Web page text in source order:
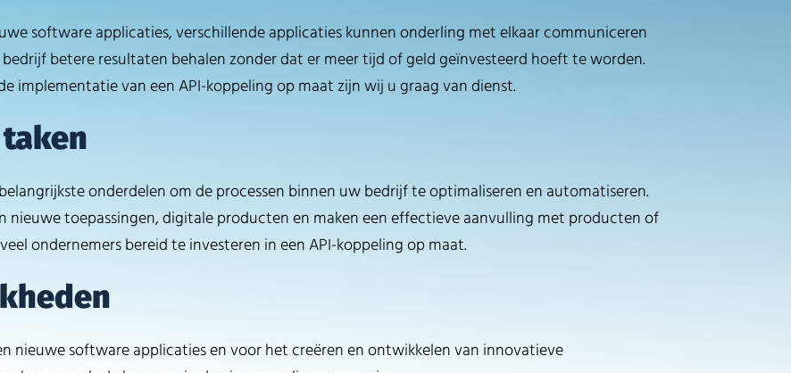
software applicaties, verschillende applicaties kunnen onderling met elkaar communiceren
betere resultaten behalen zonder dat er meer tijd of geld geïnvesteerd hoeft te worden.
implementatie van een API-koppeling op maat zijn wij u graag van dienst.
onderdelen om de processen binnen uw bedrijf te optimaliseren en automatiseren.
nieuwe toepassingen, digitale producten en maken een effectieve aanvulling met producten of
ondernemers bereid te investeren in een API-koppeling op maat.
nieuwe software applicaties en voor het creëren en ontwikkelen van innovatieve